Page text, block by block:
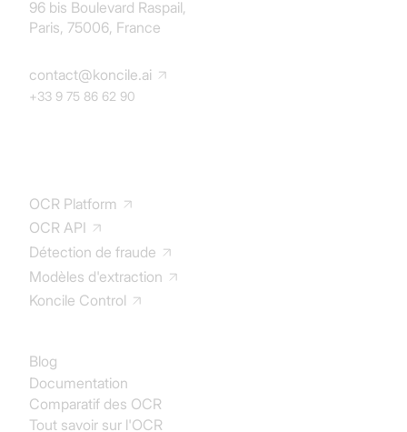
OCR Platform
OCR API
Détection de fraude
Modèles d'extraction
Koncile Control
Blog
Documentation
Comparatif des OCR
Tout savoir sur l'OCR
96 bis Boulevard Raspail,
Paris, 75006, France
contact@koncile.ai
+33 9 75 86 62 90